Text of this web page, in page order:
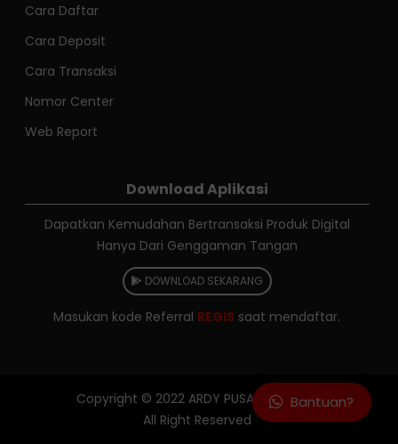
Bantuan?
Cara Daftar
Cara Deposit
Cara Transaksi
Nomor Center
Web Report
Download Aplikasi
Dapatkan Kemudahan Bertransaksi Produk Digital
Hanya Dari Genggaman Tangan
DOWNLOAD SEKARANG
Masukan kode Referral REGIS saat mendaftar.
Copyright © 2022 ARDY PUSAJA RELOAD
All Right Reserved